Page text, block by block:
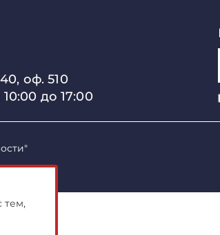
оф. 510
10:00 до 17:00
тем,